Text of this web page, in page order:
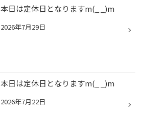
本日は定休日となりますm(_ _)m
2026年7月29日
本日は定休日となりますm(_ _)m
2026年7月22日